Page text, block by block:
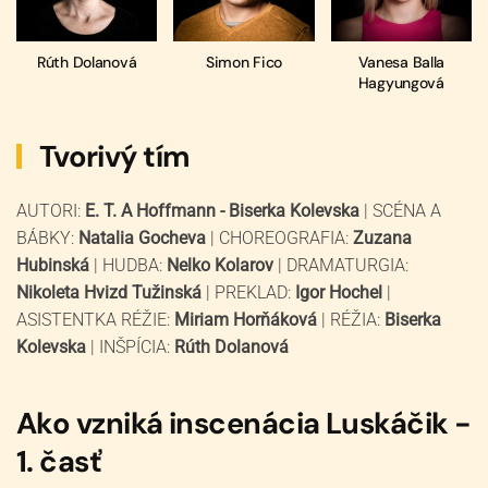
Rúth Dolanová Simon Fico
Vanesa Balla
Hagyungová
Tvorivý tím
AUTORI: E. T. A Hoffmann - Biserka Kolevska | SCÉNA A
BÁBKY: Natalia Gocheva | CHOREOGRAFIA: Zuzana
Hubinská | HUDBA: Nelko Kolarov | DRAMATURGIA:
Nikoleta Hvizd Tužinská | PREKLAD: Igor Hochel
ASISTENTKA RÉŽIE: Miriam Horňáková | RÉŽIA: Biserka
Kolevska | INŠPÍCIA: Rúth Dolanová
Ako vzniká inscenácia Luskáčik -
1. časť